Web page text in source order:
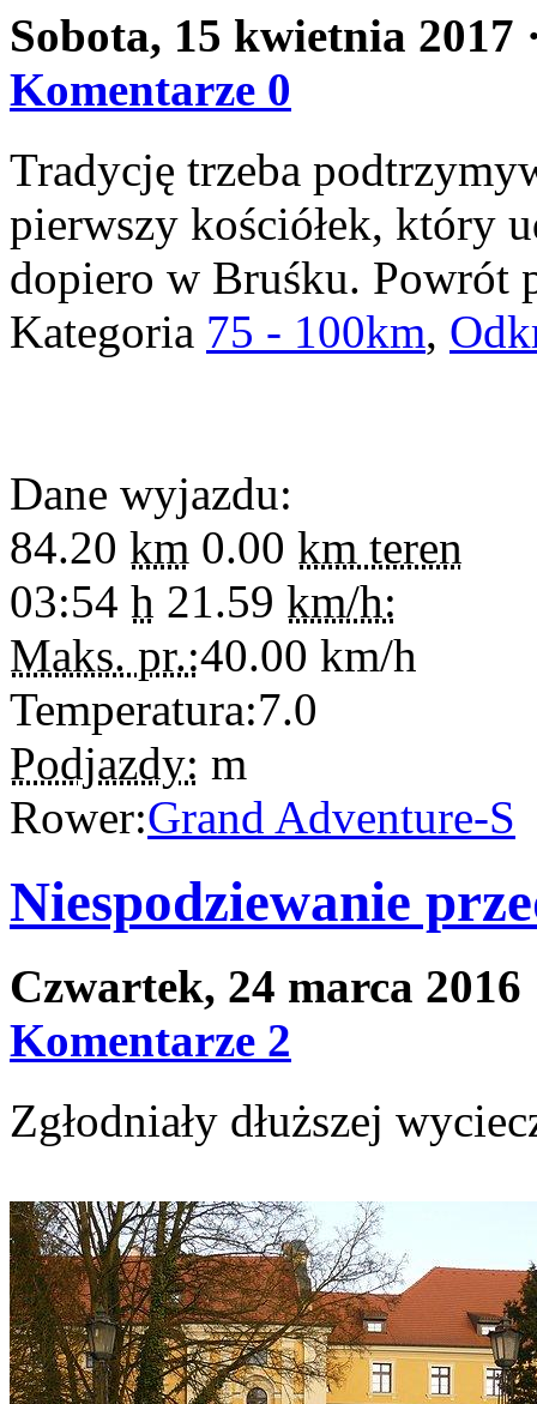
Sobota, 15 kwietnia 2017
Komentarze 0
Tradycję trzeba
pierwszy kościółek, który
dopiero w Bruśku. Powrót
Kategoria 75 - 100km,
Dane wyjazdu:
84.20 km 0.00 km teren
03:54 h 21.59 km/h:
Maks. pr.:40.00 km/h
Temperatura:7.0
Podjazdy: m
Rower:Grand Adventure-S
Niespodziewanie
Czwartek, 24 marca 2016
Komentarze 2
Zgłodniały dłuższej